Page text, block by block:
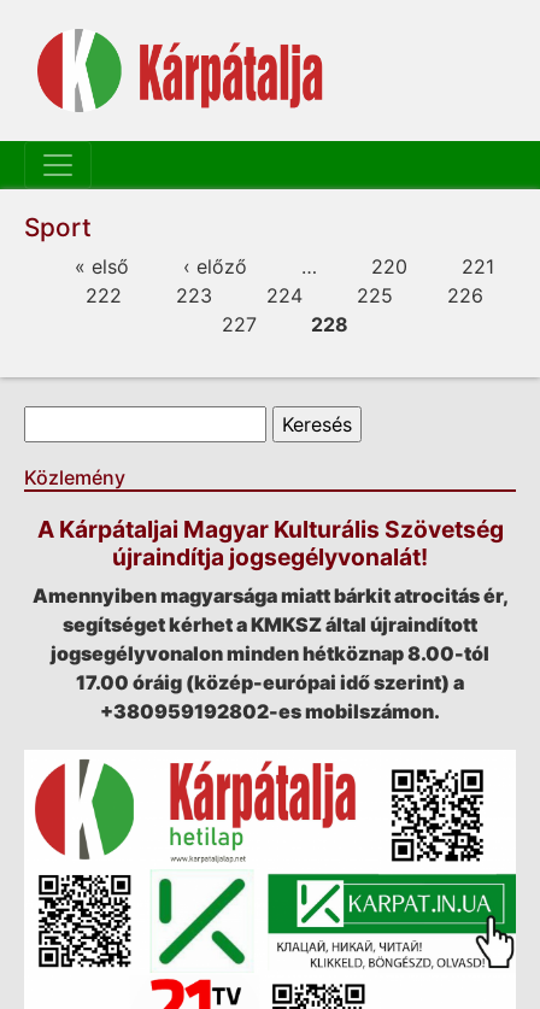
Sport
Oldalak« első ‹ előző … 220
221
222
223 224 225
226
227
228
Keresés űrlap
Közlemény
A Kárpátaljai Magyar Kulturális Szövetség
újraindítja jogsegélyvonalát!
Amennyiben magyarsága miatt bárkit atrocitás ér,
segítséget kérhet a KMKSZ által újraindított
jogsegélyvonalon minden hétköznap 8.00-tól
17.00 óráig (közép-európai idő szerint) a
+380959192802-es mobilszámon.